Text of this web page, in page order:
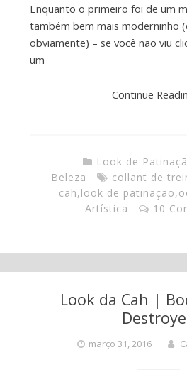
Enquanto o primeiro foi de um
também bem mais moderninho
obviamente) – se você não viu
um
Continue
Look de
Beleza
collant de
cah,look de patinação,
Artística
10
Look da Cah |
março 31, 2016